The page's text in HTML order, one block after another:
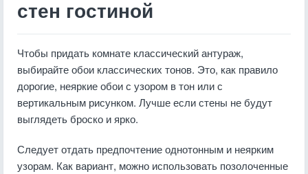
стен гостиной
Чтобы придать комнате классический антураж,
выбирайте обои классических тонов. Это, как правило
дорогие, неяркие обои с узором в тон или с
вертикальным рисунком. Лучше если стены не будут
выглядеть броско и ярко.
Следует отдать предпочтение однотонным и неярким
узорам. Как вариант, можно использовать позолоченные